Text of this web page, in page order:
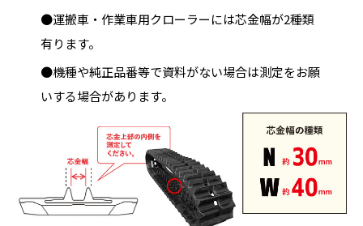
●運搬車・作業車用クローラーには芯金幅が2種類
有ります。
●機種や純正品番等で資料がない場合は測定をお願
いする場合があります。